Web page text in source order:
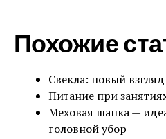
Похожие
Свекла: новый
Питание при
Меховая шапка —
головной убор